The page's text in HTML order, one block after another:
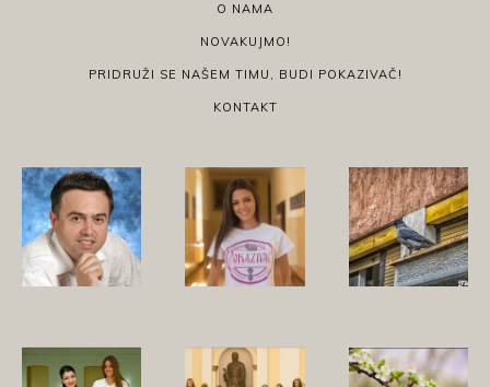
O NAMA
NOVAKUJMO!
PRIDRUŽI SE NAŠEM TIMU, BUDI POKAZIVAČ!
KONTAKT